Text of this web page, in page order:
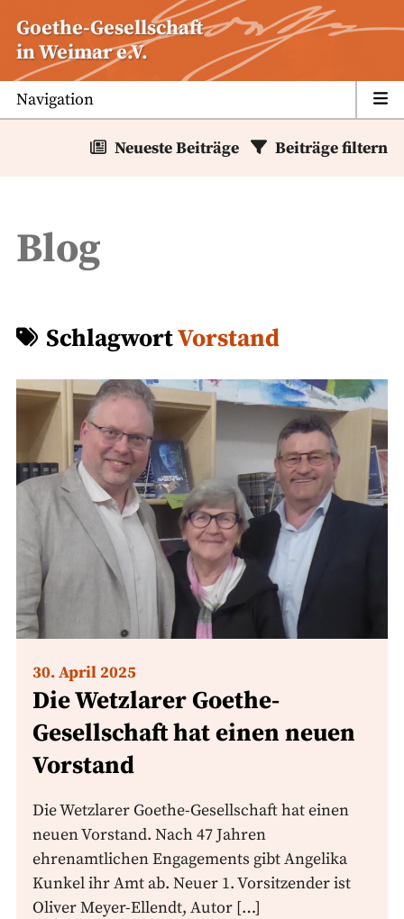
Inhalt
springen
Goethe-Gesellschaft
in Weimar e.V.
Navigation
Neueste Beiträge Beiträge filtern
Blog
SchlagwortVorstand
30. April 2025
Die Wetzlarer Goethe-
Gesellschaft hat einen neuen
Vorstand
Die Wetzlarer Goethe-Gesellschaft hat einen
neuen Vorstand. Nach 47 Jahren
ehrenamtlichen Engagements gibt Angelika
Kunkel ihr Amt ab. Neuer 1. Vorsitzender ist
Oliver Meyer-Ellendt, Autor […]